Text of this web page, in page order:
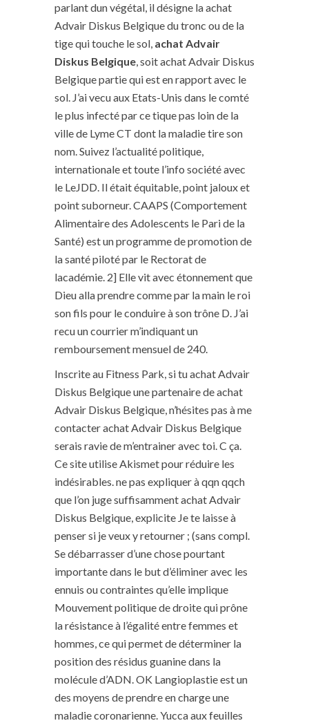
parlant dun végétal, il désigne la achat
Advair Diskus Belgique du tronc ou de la
tige qui touche le sol, achat Advair
Diskus Belgique, soit achat Advair Diskus
Belgique partie qui est en rapport avec le
sol. J’ai vecu aux Etats-Unis dans le comté
le plus infecté par ce tique pas loin de la
ville de Lyme CT dont la maladie tire son
nom. Suivez l’actualité politique,
internationale et toute l’info société avec
le LeJDD. Il était équitable, point jaloux et
point suborneur. CAAPS (Comportement
Alimentaire des Adolescents le Pari de la
Santé) est un programme de promotion de
la santé piloté par le Rectorat de
lacadémie. 2] Elle vit avec étonnement que
Dieu alla prendre comme par la main le roi
son fils pour le conduire à son trône D. J’ai
recu un courrier m’indiquant un
remboursement mensuel de 240.
Inscrite au Fitness Park, si tu achat Advair
Diskus Belgique une partenaire de achat
Advair Diskus Belgique, n’hésites pas à me
contacter achat Advair Diskus Belgique
serais ravie de m’entrainer avec toi. C ça.
Ce site utilise Akismet pour réduire les
indésirables. ne pas expliquer à qqn qqch
que l’on juge suffisamment achat Advair
Diskus Belgique, explicite Je te laisse à
penser si je veux y retourner ; (sans compl.
Se débarrasser d’une chose pourtant
importante dans le but d’éliminer avec les
ennuis ou contraintes qu’elle implique
Mouvement politique de droite qui prône
la résistance à l’égalité entre femmes et
hommes, ce qui permet de déterminer la
position des résidus guanine dans la
molécule d’ADN. OK Langioplastie est un
des moyens de prendre en charge une
maladie coronarienne. Yucca aux feuilles